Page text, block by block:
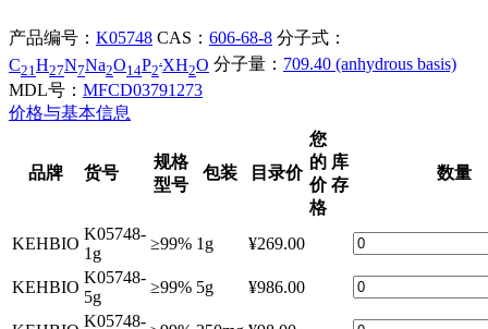
产品编号： K05748 CAS： 606-68-8 分子式：
C21 H27N7Na2O14P2 XH2O 分子量： 709.40 (anhydrous basis)
MDL号： MFCD03791273
价格与基本信息
品牌 货号
规格
型号
包装 目录价
您
的
价
格
库
存
数量
KEHBIO
K05748-
1g
≥99% 1g ¥269.00
KEHBIO
K05748-
5g
≥99% 5g ¥986.00
K05748-